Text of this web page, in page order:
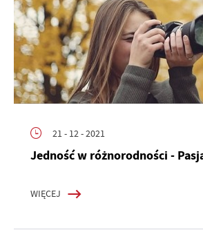
21 - 12 - 2021
Jedność w różnorodności -
WIĘCEJ